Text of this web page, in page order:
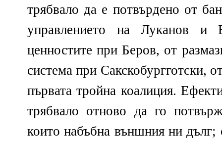
трябвало да е потвърдено от
управлението на Луканов и
ценностите при Беров, от
система при Сакскобургготски,
първата тройна коалиция.
трябвало отново да го
които набъбна външния ни дълг;